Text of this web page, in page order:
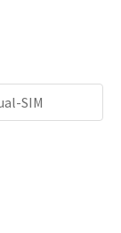
SIM